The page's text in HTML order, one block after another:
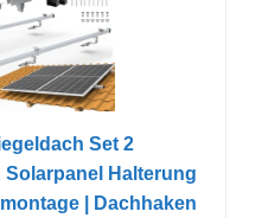
Set 2
Solarpanel Halterung
| Dachhaken